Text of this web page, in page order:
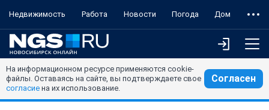
Недвижимость Работа Новости Погода Дом
На информационном ресурсе применяются cookie-
файлы. Оставаясь на сайте, вы подтверждаете свое
согласие на их использование.
Согласен